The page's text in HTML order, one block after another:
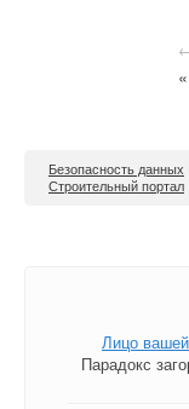
«
Безопасность данных
Строительный портал
Лицо
Парадокс